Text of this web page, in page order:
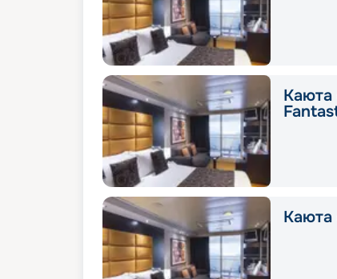
Каюта
Каюта